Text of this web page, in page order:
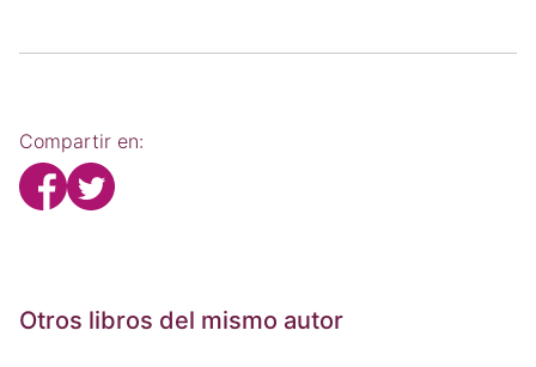
Compartir en:
Otros libros del mismo autor